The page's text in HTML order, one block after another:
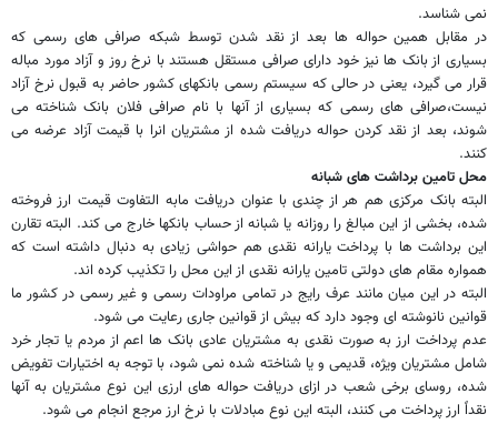
نمی شناسد.
در مقابل همین حواله ها بعد از نقد شدن توسط شبکه صرافی های رسمی که
بسیاری از بانک ها نیز خود دارای صرافی مستقل هستند با نرخ روز و آزاد مورد مباله
قرار می گیرد، یعنی در حالی که سیستم رسمی بانکهای کشور حاضر به قبول نرخ آزاد
نیست،صرافی های رسمی که بسیاری از آنها با نام صرافی فلان بانک شناخته می
شوند، بعد از نقد کردن حواله دریافت شده از مشتریان انرا با قیمت آزاد عرضه می
کنند.
محل تامین برداشت های شبانه
البته بانک مرکزی هم هر از چندی با عنوان دریافت مابه التفاوت قیمت ارز فروخته
شده، بخشی از این مبالغ را روزانه یا شبانه از حساب بانکها خارج می کند. البته تقارن
این برداشت ها با پرداخت یارانه نقدی هم حواشی زیادی به دنبال داشته است که
همواره مقام های دولتی تامین یارانه نقدی از این محل را تکذیب کرده اند.
البته در این میان مانند عرف رایج در تمامی مراودات رسمی و غیر رسمی در کشور ما
قوانین نانوشته ای وجود دارد که بیش از قوانین جاری رعایت می شود.
عدم پرداخت ارز به صورت نقدی به مشتریان عادی بانک ها اعم از مردم یا تجار خرد
شامل مشتریان ویژه، قدیمی و یا شناخته شده نمی شود، با توجه به اختیارات تفویض
شده، روسای برخی شعب در ازای دریافت حواله های ارزی این نوع مشتریان به آنها
نقداً ارز پرداخت می کنند، البته این نوع مبادلات با نرخ ارز مرجع انجام می شود.